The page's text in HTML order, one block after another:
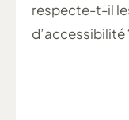
respecte-t-il
d’accessibilité